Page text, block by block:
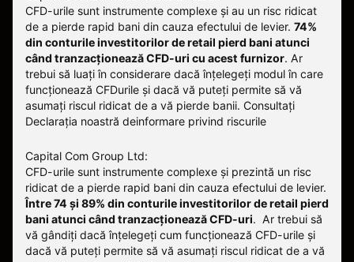
CFD-urile sunt instrumente complexe și au un risc ridicat
de a pierde rapid bani din cauza efectului de levier. 74%
din conturile investitorilor de retail pierd bani atunci
când tranzacționează CFD-uri cu acest furnizor. Ar
trebui să luați în considerare dacă înțelegeți modul în care
funcționează CFDurile și dacă vă puteți permite să vă
asumați riscul ridicat de a vă pierde banii. Consultați
Declarația noastră deinformare privind riscurile
Capital Com Group Ltd:
CFD-urile sunt instrumente complexe și prezintă un risc
ridicat de a pierde rapid bani din cauza efectului de levier.
Între 74 și 89% din conturile investitorilor de retail pierd
bani atunci când tranzacționează CFD-uri. Ar trebui să
vă gândiți dacă înțelegeți cum funcționează CFD-urile și
dacă vă puteți permite să vă asumați riscul ridicat de a vă